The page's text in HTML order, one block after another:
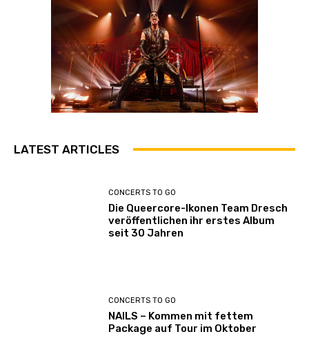
LATEST ARTICLES
CONCERTS TO GO
Die Queercore-Ikonen Team Dresch
veröffentlichen ihr erstes Album
seit 30 Jahren
CONCERTS TO GO
NAILS – Kommen mit fettem
Package auf Tour im Oktober